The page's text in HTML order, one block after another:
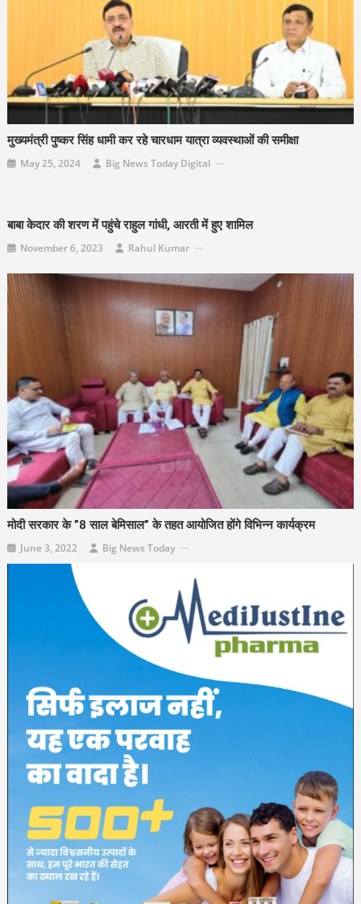
मुख्यमंत्री पुष्कर सिंह धामी कर रहे चारधाम यात्रा व्यवस्थाओं की समीक्षा
May 25, 2024 Big News Today Digital
बाबा केदार की शरण में पहुंचे राहुल गांधी, आरती में हुए शामिल
November 6, 2023 Rahul Kumar
मोदी सरकार के ”8 साल बेमिसाल” के तहत आयोजित होंगे विभिन्न कार्यक्रम
June 3, 2022 Big News Today